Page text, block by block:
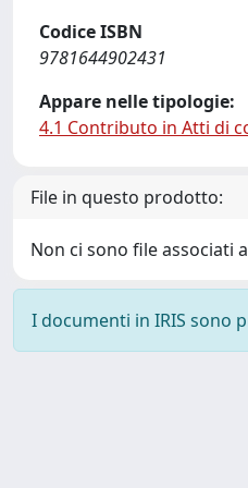
Codice ISBN
9781644902431
Appare nelle tipologie:
4.1 Contributo in Atti di
File in questo prodotto:
Non ci sono file associati
I documenti in IRIS sono